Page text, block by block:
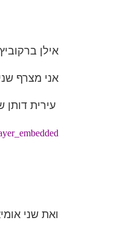
אילן
אני מצרף
עירית
ואת שני